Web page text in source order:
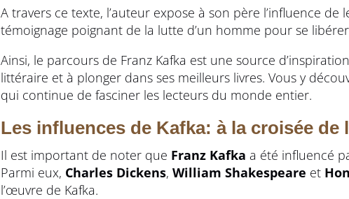
A travers ce texte, l’auteur expose à son père l’influence
témoignage poignant de la lutte d’un homme pour se
Ainsi, le parcours de Franz Kafka est une source
littéraire et à plonger dans ses meilleurs livres. Vous y
qui continue de fasciner les lecteurs du monde entier.
Les influences de Kafka: à la croisée
Il est important de noter que Franz Kafka a été influencé
Parmi eux, Charles Dickens, William Shakespeare et
l’œuvre de Kafka.